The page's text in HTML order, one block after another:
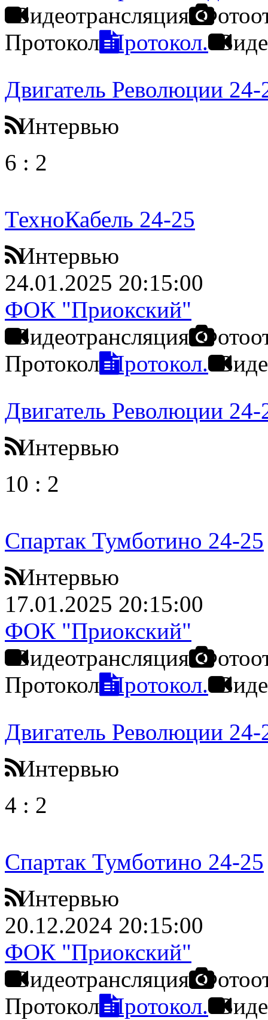
Видеотрансляция
Протокол Протокол.
Двигатель Революции 24-
Интервью
6 : 2
ТехноКабель 24-25
Интервью
24.01.2025 20:15:00
ФОК "Приокский"
Видеотрансляция
Протокол Протокол.
Двигатель Революции 24-
Интервью
10 : 2
Спартак Тумботино 24-25
Интервью
17.01.2025 20:15:00
ФОК "Приокский"
Видеотрансляция
Протокол Протокол.
Двигатель Революции 24-
Интервью
4 : 2
Спартак Тумботино 24-25
Интервью
20.12.2024 20:15:00
ФОК "Приокский"
Видеотрансляция
Протокол Протокол.